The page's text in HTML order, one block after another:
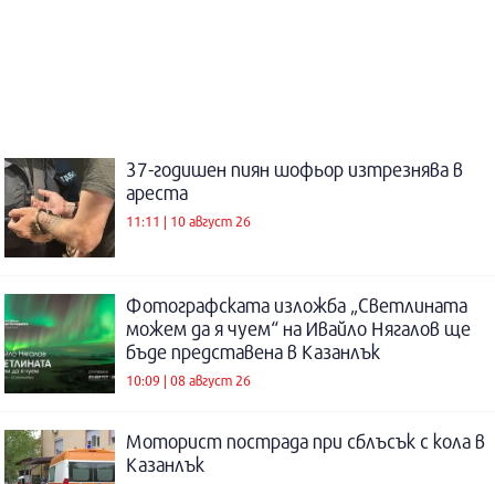
37-годишен пиян шофьор изтрезнява в
ареста
11:11 | 10 август 26
Фотографската изложба „Светлината
можем да я чуем“ на Ивайло Нягалов ще
бъде представена в Казанлък
10:09 | 08 август 26
Моторист пострада при сблъсък с кола в
Казанлък